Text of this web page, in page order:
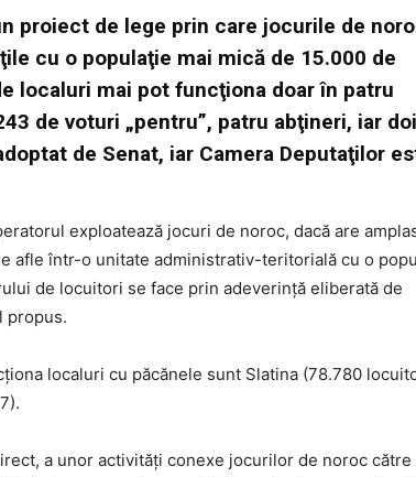
proiect de lege prin care jocurile de
cu o populaţie mai mică de 15.000 de
localuri mai pot funcţiona doar în patru
de voturi „pentru”, patru abţineri, iar doi
de Senat, iar Camera Deputaţilor
exploatează jocuri de noroc, dacă are
afle într-o unitate administrativ-teritorială cu o
de locuitori se face prin adeverinţă eliberată de
propus.
localuri cu păcănele sunt Slatina (78.780
a unor activităţi conexe jocurilor de noroc către